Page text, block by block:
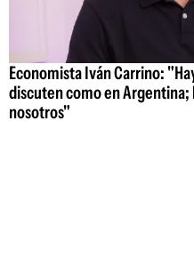
Economista Iván Carrino:
discuten como en
nosotros"